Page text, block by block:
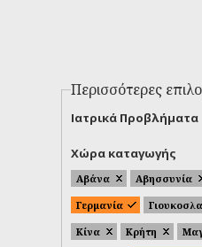
Περισσότερες
Ιατρικά Προβλήματα
Χώρα καταγωγής
Αβάνα Αβησσυνία
Γερμανία
Κίνα
Κρήτη